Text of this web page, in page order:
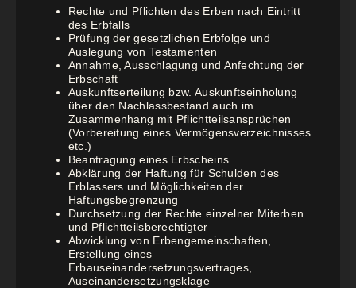
Rechte und Pflichten des Erben nach Eintritt
des Erbfalls
Prüfung der gesetzlichen Erbfolge und
Auslegung von Testamenten
Annahme, Ausschlagung und Anfechtung der
Erbschaft
Auskunftserteilung bzw. Auskunftseinholung
über den Nachlassbestand auch im
Zusammenhang mit Pflichtteilsansprüchen
(Vorbereitung eines Vermögensverzeichnisses
etc.)
Beantragung eines Erbscheins
Abklärung der Haftung für Schulden des
Erblassers und Möglichkeiten der
Haftungsbegrenzung
Durchsetzung der Rechte einzelner Miterben
und Pflichtteilsberechtigter
Abwicklung von Erbengemeinschaften,
Erstellung eines
Erbauseinandersetzungsvertrages,
Auseinandersetzungsklage